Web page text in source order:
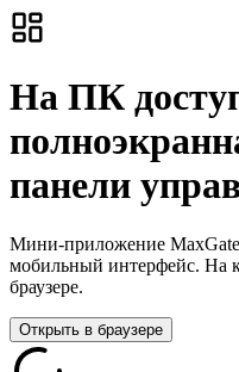
На ПК
панели
Мини-приложение
мобильный интерфейс. На
браузере.
Открыть в браузере